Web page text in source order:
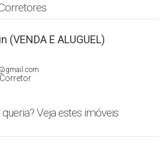
(VENDA E ALUGUEL)
Veja estes imóveis